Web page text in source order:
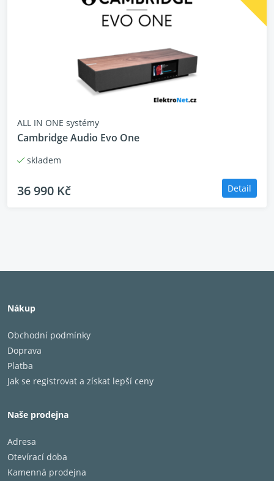
Frekvenční rozsah: 50 Hz – 20 000 Hz
D/A převodník (USB-C): 24bit / 96 kHz (asynchronní)
Optický digitální (TOSLINK)
RCA (line-in / PHONO, analogový)
Bluetooth 5.0 (aptX)
Výstup:
RCA výstup na subwoofer
Rozměry (š × v × h): 140 × 240 × 210 mm
ALL IN ONE systémy
Cambridge Audio Evo One
skladem
36 990 Kč Detail
Nákup
Obchodní podmínky
Doprava
Platba
Jak se registrovat a získat lepší ceny
Naše prodejna
Adresa
Otevírací doba
Kamenná prodejna